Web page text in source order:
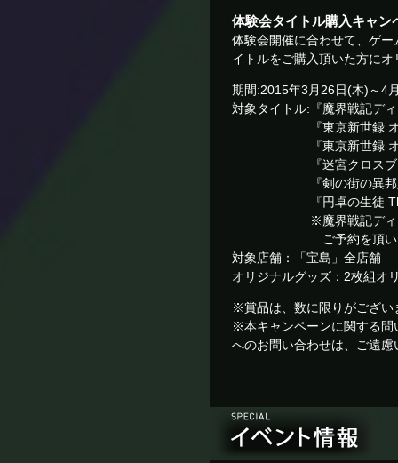
体験会タイトル購入キャン
体験会開催に合わせて、ゲ
イトルをご購入頂いた方に
期間:2015年3月26日(木)～4
対象タイトル:『魔界戦記デ
『東京新世録 オペレ
『東京新世録 オペレ
『迷宮クロスブラッ
『剣の街の異邦人 ～
『円卓の生徒 The
※魔界戦記ディスガイ
ご予約を頂いた方も
対象店舗：「宝島」全店舗
オリジナルグッズ：2枚組オ
※賞品は、数に限りがござい
※本キャンペーンに関する問
へのお問い合わせは、ご遠